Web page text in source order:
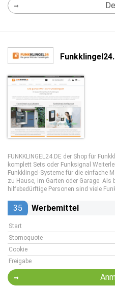
FUNKKLINGEL24.DE der Shop für
komplett Sets oder Funksignal
Funkklingel-Systeme für die einfache
zu Hause, im Garten oder Garage. Als
hilfebedürftige Personen sind viele
35 Werbemittel
Start
Stornoquote
Cookie
Freigabe